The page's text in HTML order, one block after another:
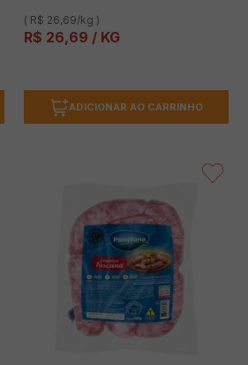
( R$ 26,69/kg )
R$ 26,69 / KG
ADICIONAR AO CARRINHO